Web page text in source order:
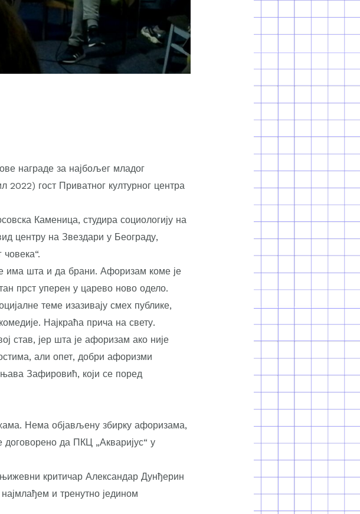
награде за најбољег младог
2022) гост Приватног културног центра
Каменица, студира социологију на
центру на Звездари у Београду,
има шта и да брани. Афоризам коме је
прст уперен у царево ново одело.
теме изазивају смех публике,
Најкраћа прича на свету.
став, јер шта је афоризам ако није
али опет, добри афоризми
Зафировић, који се поред
Нема објављену збирку афоризама,
да ПКЦ „Акваријус“ у
критичар Александар Дунђерин
и тренутно једином